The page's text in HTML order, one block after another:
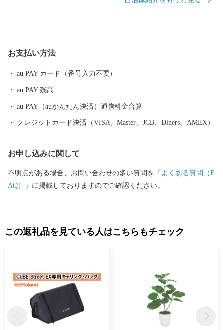
ほか、楽器やオートバイ、繊維、食品など、ものづくりの街は生
まなウォーター・ビーチ・マリンスポーツを楽しむことができ、
お支払い方法
au PAY カード（番号入力不要）
au PAY 残高
au PAY（auかんたん決済）通信料金合算
クレジットカード決済（VISA、Master、JCB、Diners、AMEX）
お申し込みに関して
不明点がある場合、お問い合わせの多い質問を 「よくある質問（F
AQ）」 に掲載しておりますのでご確認ください。
この返礼品を見ている人はこちらもチェック